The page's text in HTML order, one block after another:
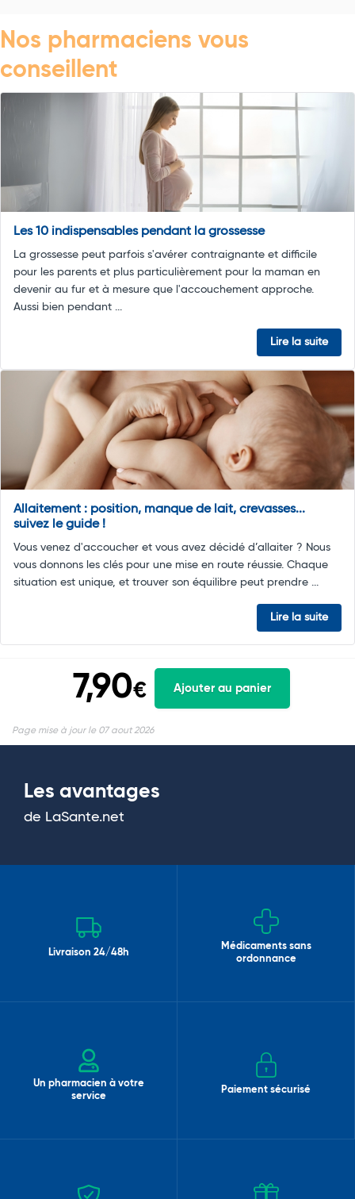
Nos pharmaciens vous
conseillent
Les 10 indispensables pendant la grossesse
La grossesse peut parfois s'avérer contraignante et difficile
pour les parents et plus particulièrement pour la maman en
devenir au fur et à mesure que l'accouchement approche.
Aussi bien pendant ...
Lire la suite
Allaitement : position, manque de lait, crevasses...
suivez le guide !
Vous venez d'accoucher et vous avez décidé d’allaiter ? Nous
vous donnons les clés pour une mise en route réussie. Chaque
situation est unique, et trouver son équilibre peut prendre ...
Lire la suite
7,90€ Ajouter au panier
Page mise à jour le 07 aout 2026
Les avantages
de LaSante.net
Livraison 24/48h
Médicaments sans
ordonnance
Un pharmacien à votre
service
Paiement sécurisé